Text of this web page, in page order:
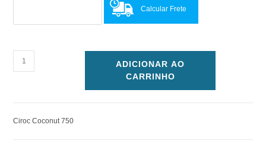
Calcular Frete
ADICIONAR AO
CARRINHO
Ciroc Coconut 750